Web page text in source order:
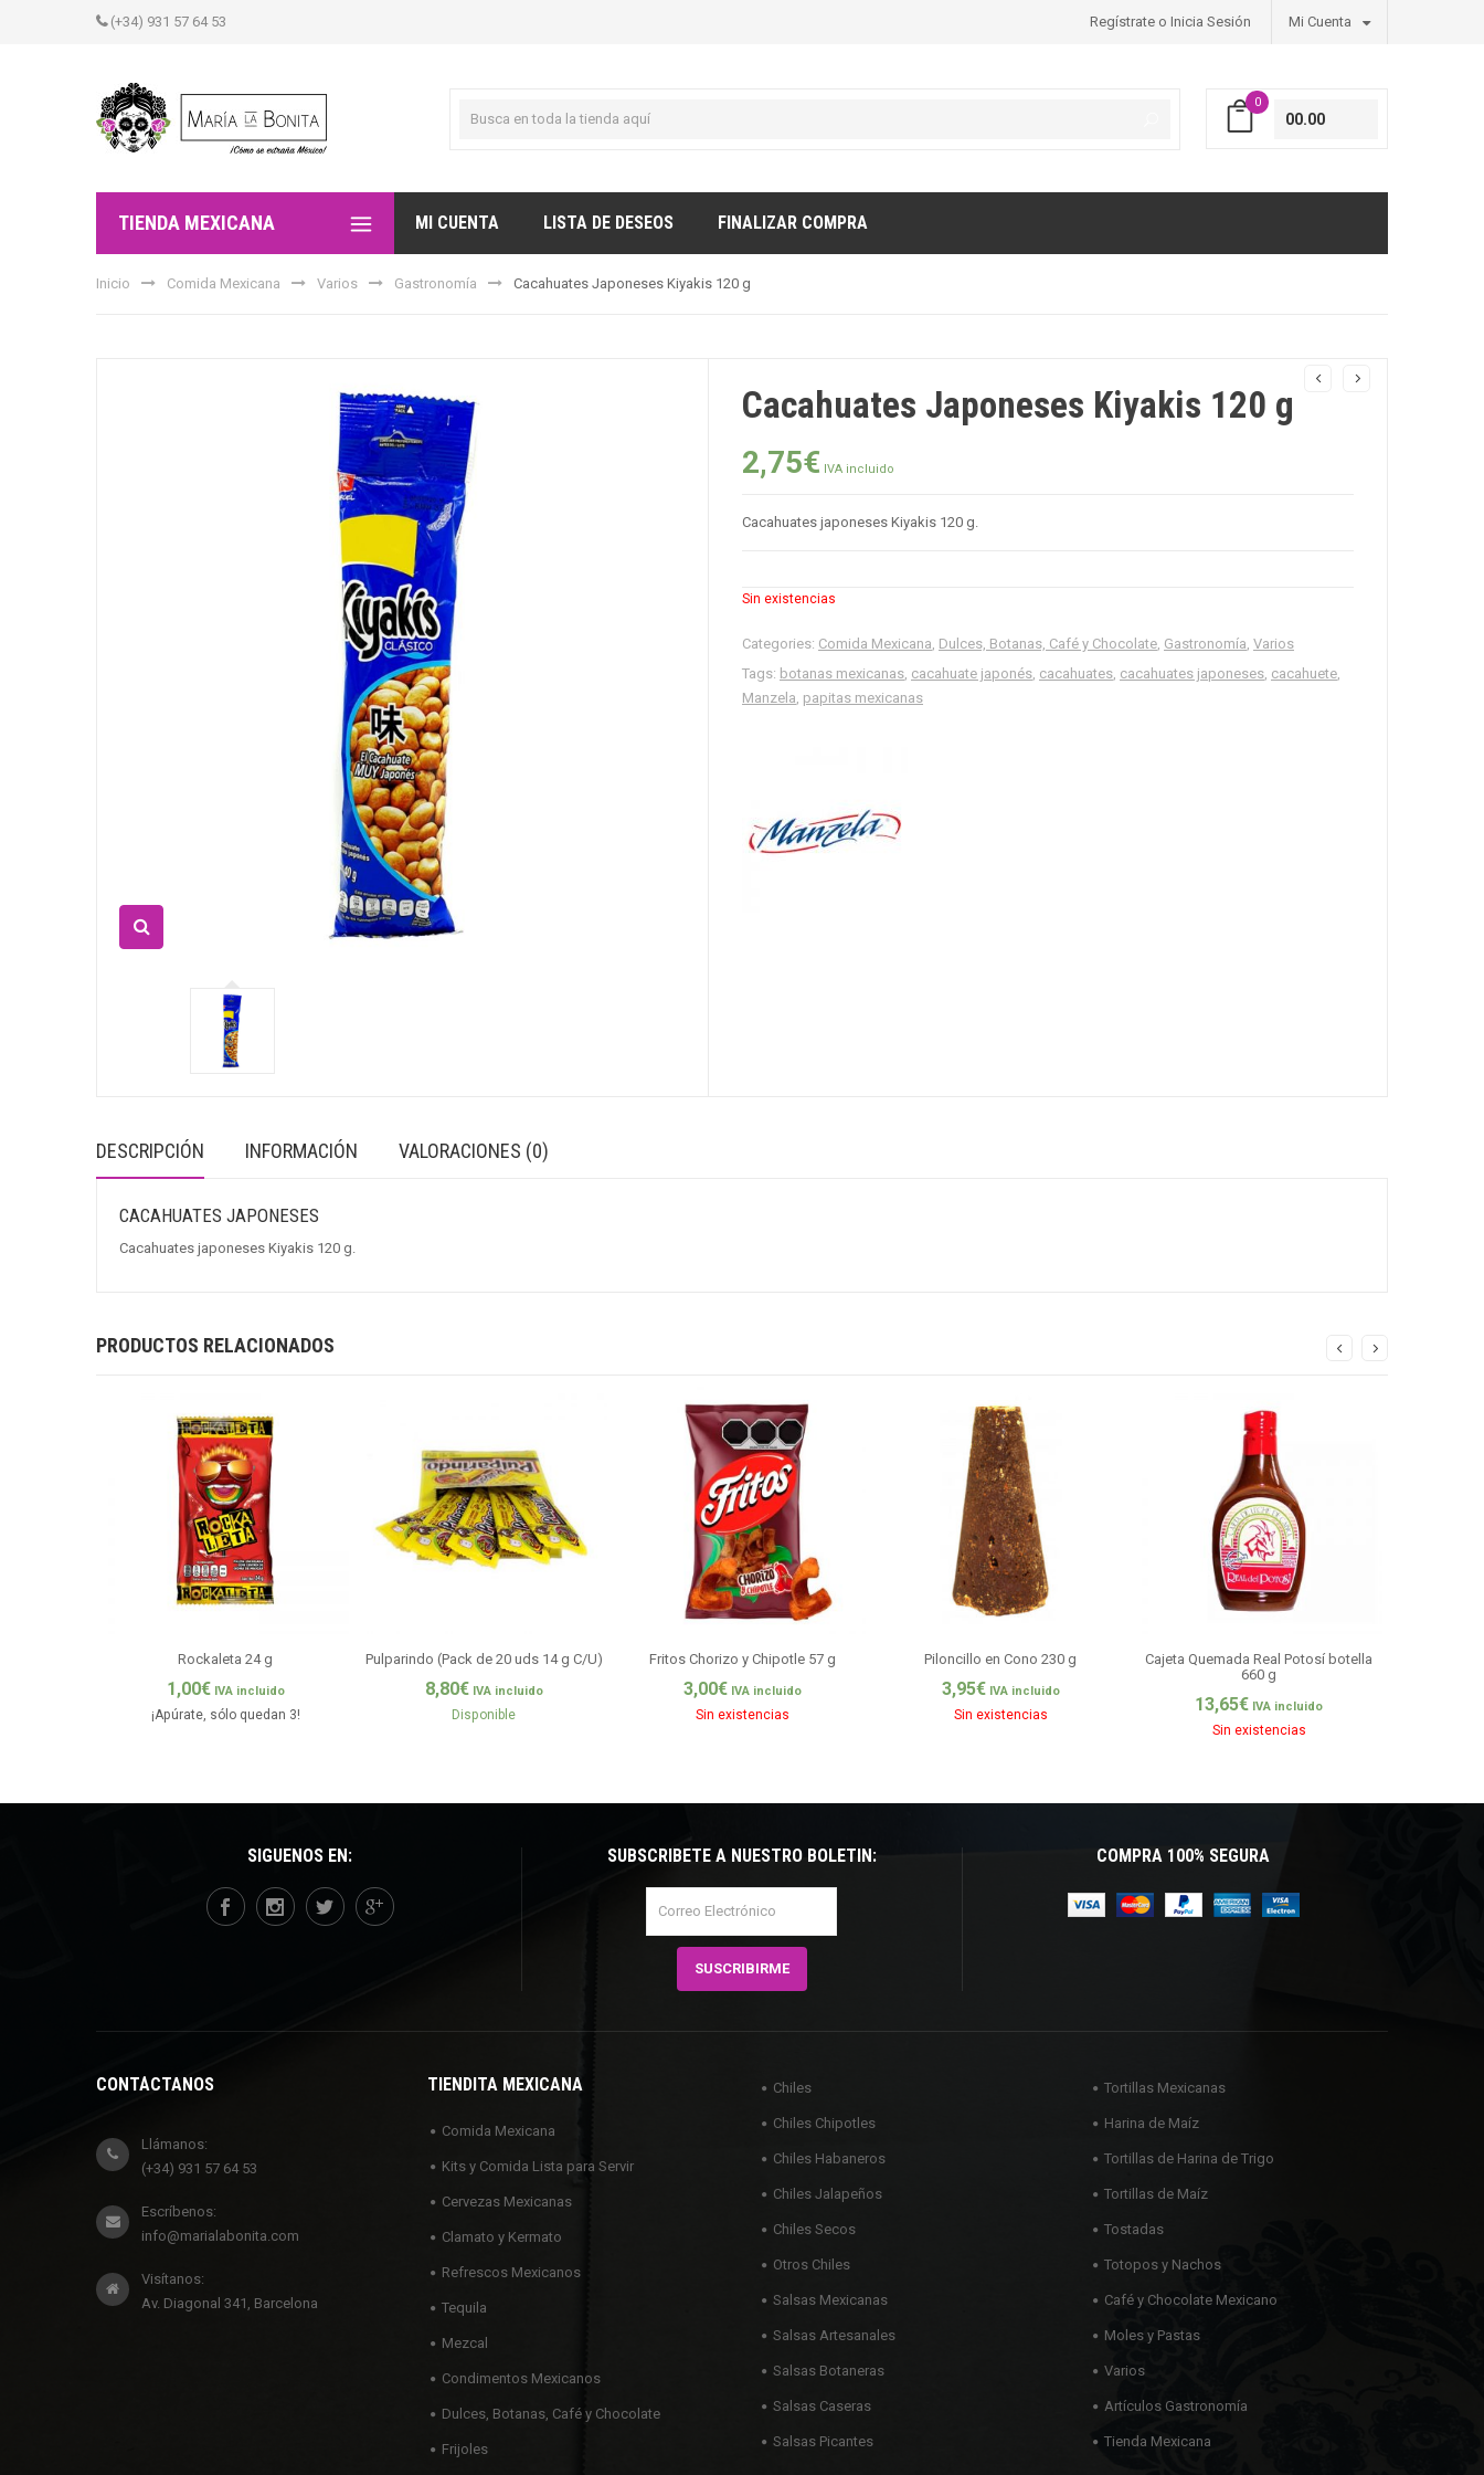
(+34) 931 57 64 53 Regístrate o Inicia Sesión Mi Cuenta
0
00.00
TIENDA MEXICANA MI CUENTA LISTA DE DESEOS FINALIZAR COMPRA
Inicio Comida Mexicana Varios Gastronomía Cacahuates Japoneses Kiyakis 120 g
Cacahuates Japoneses Kiyakis 120 g
2,75€ IVA incluido
Cacahuates japoneses Kiyakis 120 g.
Sin existencias
Categories: Comida Mexicana, Dulces, Botanas, Café y Chocolate, Gastronomía, Varios
Tags: botanas mexicanas, cacahuate japonés, cacahuates, cacahuates japoneses, cacahuete,
Manzela, papitas mexicanas
DESCRIPCIÓN INFORMACIÓN VALORACIONES (0)
CACAHUATES JAPONESES
Cacahuates japoneses Kiyakis 120 g.
PRODUCTOS RELACIONADOS
Rockaleta 24 g
1,00€ IVA incluido
¡Apúrate, sólo quedan 3!
Pulparindo (Pack de 20 uds 14 g C/U)
8,80€ IVA incluido
Disponible
Fritos Chorizo y Chipotle 57 g
3,00€ IVA incluido
Sin existencias
Piloncillo en Cono 230 g
3,95€ IVA incluido
Sin existencias
Cajeta Quemada Real Potosí botella
660 g
13,65€ IVA incluido
Sin existencias
SÍGUENOS EN: SUBSCRÍBETE A NUESTRO BOLETÍN: COMPRA 100% SEGURA
CONTÁCTANOS
Llámanos:
(+34) 931 57 64 53
Escríbenos:
info@marialabonita.com
Visítanos:
Av. Diagonal 341, Barcelona
TIENDITA MEXICANA
Comida Mexicana
Kits y Comida Lista para Servir
Cervezas Mexicanas
Clamato y Kermato
Refrescos Mexicanos
Tequila
Mezcal
Condimentos Mexicanos
Dulces, Botanas, Café y Chocolate
Frijoles
Chiles
Chiles Chipotles
Chiles Habaneros
Chiles Jalapeños
Chiles Secos
Otros Chiles
Salsas Mexicanas
Salsas Artesanales
Salsas Botaneras
Salsas Caseras
Salsas Picantes
Tortillas Mexicanas
Harina de Maíz
Tortillas de Harina de Trigo
Tortillas de Maíz
Tostadas
Totopos y Nachos
Café y Chocolate Mexicano
Moles y Pastas
Varios
Artículos Gastronomía
Tienda Mexicana